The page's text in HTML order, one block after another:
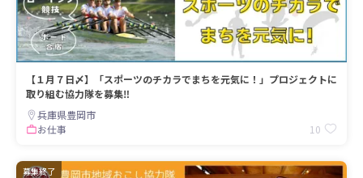
【１月７日〆】「スポーツのチカラでまちを元気に！」プロジェクトに
取り組む協力隊を募集‼
兵庫県豊岡市
お仕事
10
募集終了